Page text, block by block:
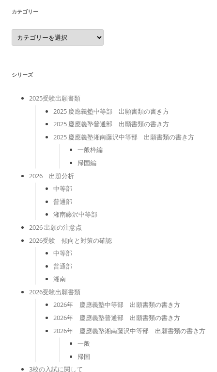
カテゴリー
カ
テ
ゴ
シリーズ
2025受験出願書類
2025 慶應義塾中等部 出願書類の書き方
2025 慶應義塾普通部 出願書類の書き方
2025 慶應義塾湘南藤沢中等部 出願書類の書き方
一般枠編
帰国編
2026 出題分析
中等部
普通部
湘南藤沢中等部
2026 出願の注意点
2026受験 傾向と対策の確認
中等部
普通部
湘南
2026受験出願書類
2026年 慶應義塾中等部 出願書類の書き方
2026年 慶應義塾普通部 出願書類の書き方
2026年 慶應義塾湘南藤沢中等部 出願書類の書き方
一般
帰国
3校の入試に関して